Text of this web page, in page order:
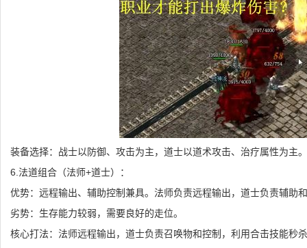
装备选择：战士以防御、攻击为主，道士以道术攻击、治疗属性为主。
6.法道组合（法师+道士）：
优势：远程输出、辅助控制兼具。法师负责远程输出，道士负责辅助
劣势：生存能力较弱，需要良好的走位。
核心打法：法师远程输出，道士负责召唤物和控制，利用合击技能秒